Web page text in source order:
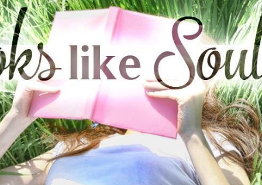
BOOKS LIKE
SOULMATE